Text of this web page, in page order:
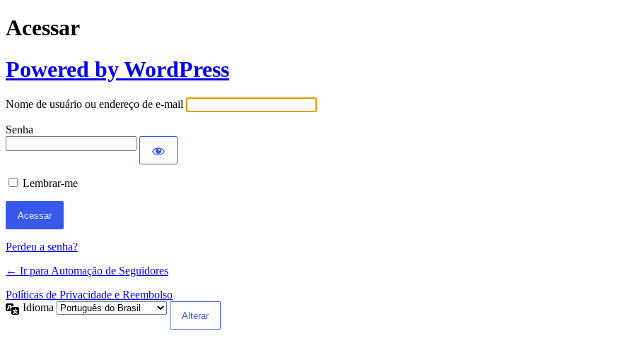
Acessar
Powered by WordPress
Nome de usuário ou endereço de e-mail
Senha
Lembrar-me
Perdeu a senha?
← Ir para Automação de Seguidores
Políticas de Privacidade e Reembolso
Idioma